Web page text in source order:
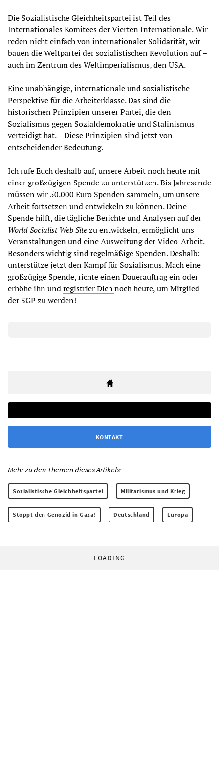
Die Sozialistische Gleichheitspartei ist Teil des
Internationales Komitees der Vierten Internationale. Wir
reden nicht einfach von internationaler Solidarität, wir
bauen die Weltpartei der sozialistischen Revolution auf –
auch im Zentrum des Weltimperialismus, den USA.
Eine unabhängige, internationale und sozialistische
Perspektive für die Arbeiterklasse. Das sind die
historischen Prinzipien unserer Partei, die den
Sozialismus gegen Sozialdemokratie und Stalinismus
verteidigt hat. – Diese Prinzipien sind jetzt von
entscheidender Bedeutung.
Ich rufe Euch deshalb auf, unsere Arbeit noch heute mit
einer großzügigen Spende zu unterstützen. Bis Jahresende
müssen wir 50.000 Euro Spenden sammeln, um unsere
Arbeit fortsetzen und entwickeln zu können. Deine
Spende hilft, die tägliche Berichte und Analysen auf der
World Socialist Web Sitezu entwickeln, ermöglicht uns
Veranstaltungen und eine Ausweitung der Video-Arbeit.
Besonders wichtig sind regelmäßige Spenden. Deshalb:
unterstütze jetzt den Kampf für Sozialismus.Mach eine
großzügige Spende, richte einen Dauerauftrag ein oder
erhöhe ihn undregistrier Dichnoch heute, um Mitglied
der SGP zu werden!
KONTAKT
Mehr zu den Themen dieses Artikels:
Sozialistische Gleichheitspartei Militarismus und Krieg
Stoppt den Genozid in Gaza! Deutschland Europa
LOADING